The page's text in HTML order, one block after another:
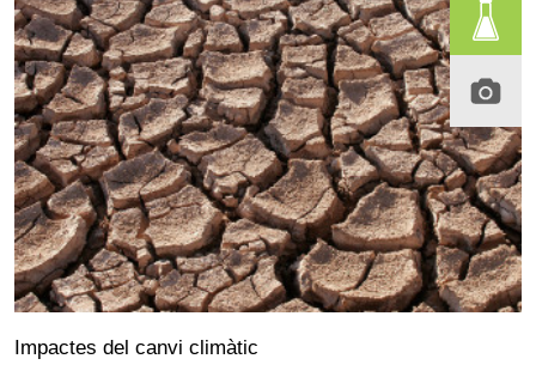
Impactes del canvi climàtic